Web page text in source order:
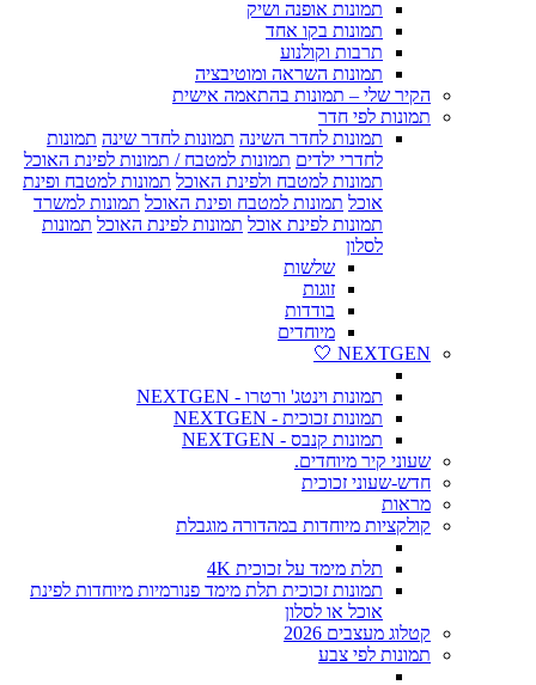
תמונות אופנה ושיק
תמונות בקו אחד
תרבות וקולנוע
תמונות השראה ומוטיבציה
הקיר שלי – תמונות בהתאמה אישית
תמונות לפי חדר
תמונות לחדר השינה תמונות לחדר שינה תמונות
לחדרי ילדים תמונות למטבח / תמונות לפינת האוכל
תמונות למטבח ולפינת האוכל תמונות למטבח ופינת
אוכל תמונות למטבח ופינת האוכל תמונות למשרד
תמונות לפינת אוכל תמונות לפינת האוכל תמונות
לסלון
שלשות
זוגות
בודדות
מיוחדים
NEXTGEN 🤍
תמונות וינטג' ורטרו - NEXTGEN
תמונות זכוכית - NEXTGEN
תמונות קנבס - NEXTGEN
שעוני קיר מיוחדים.
חדש-שעוני זכוכית
מראות
קולקציות מיוחדות במהדורה מוגבלת
תלת מימד על זכוכית 4K
תמונות זכוכית תלת מימד פנורמיות מיוחדות לפינת
אוכל או לסלון
קטלוג מעצבים 2026
תמונות לפי צבע